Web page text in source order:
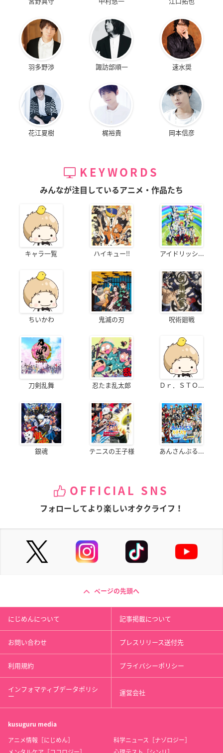
羽多野渉 諏訪部順一 速水奨
花江夏樹 梶裕貴 岡本信彦
KEYWORDS
みんなが注目しているアニメ・作品たち
キャラ一覧 ハイキュー!! アイドリッシ...
ちいかわ 鬼滅の刃 呪術廻戦
刀剣乱舞 忍たま乱太郎 Ｄｒ．ＳＴＯ...
銀魂 テニスの王子様 あんさんぶる...
OFFICIAL SNS
フォローしてより楽しいオタクライフ！
ページの先頭へ
にじめんについて 記事掲載について
お問い合わせ プレスリリース送付先
利用規約 プライバシーポリシー
インフォマティブデータポリシ
ー 運営会社
kusuguru media
アニメ情報［にじめん］
科学ニュース［ナゾロジー］